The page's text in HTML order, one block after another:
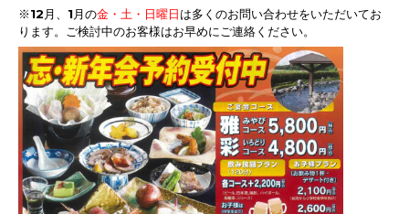
※12月、1月の金・土・日曜日は多くのお問い合わせをいただいてお
ります。
ご検討中のお客様はお早めにご連絡ください。